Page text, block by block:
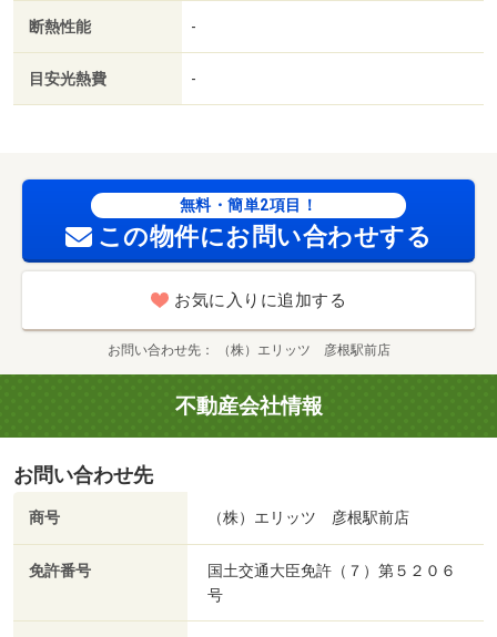
断熱性能 -
目安光熱費 -
無料・簡単2項目！
この物件にお問い合わせする
お気に入りに追加する
お問い合わせ先 （株）エリッツ 彦根駅前店
不動産会社情報
お問い合わせ先
商号 （株）エリッツ 彦根駅前店
免許番号
国土交通大臣免許（７）第５２０６
号